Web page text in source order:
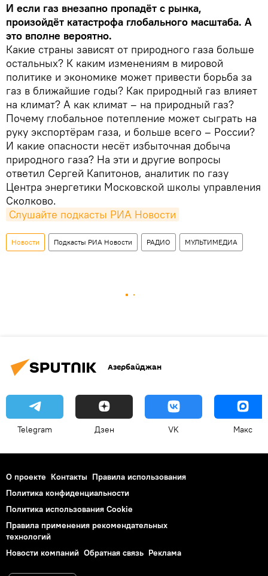
И если газ внезапно пропадёт с рынка,
произойдёт катастрофа глобального масштаба. А
это вполне вероятно.
Какие страны зависят от природного газа больше
остальных? К каким изменениям в мировой
политике и экономике может привести борьба за
газ в ближайшие годы? Как природный газ влияет
на климат? А как климат – на природный газ?
Почему глобальное потепление может сыграть на
руку экспортёрам газа, и больше всего – России?
И какие опасности несёт избыточная добыча
природного газа? На эти и другие вопросы
ответил Сергей Капитонов, аналитик по газу
Центра энергетики Московской школы управления
Сколково.
Слушайте подкасты РИА Новости
Новости Подкасты РИА Новости РАДИО МУЛЬТИМЕДИА
Азербайджан
Telegram Дзен VK Макс
О проекте Контакты Правила использования
Политика конфиденциальности
Политика использования Cookie
Правила применения рекомендательных
технологий
Новости компаний Обратная связь Реклама